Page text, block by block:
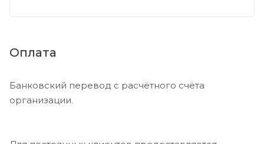
Оплата
Банковский перевод с расчётного счёта
организации.